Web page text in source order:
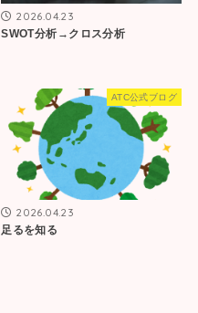
2026.04.23
SWOT分析→クロス分析
ATC公式ブログ
2026.04.23
足るを知る